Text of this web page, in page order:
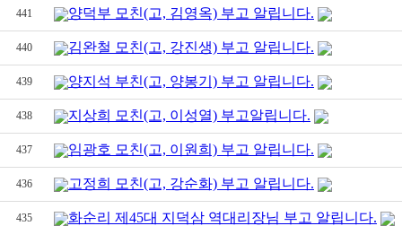
441 양덕부 모친(고, 김영옥) 부고 알립니다.
440 김완철 모친(고, 강진생) 부고 알립니다.
439 양지석 부친(고, 양봉기) 부고 알립니다.
438 지상희 모친(고, 이성열) 부고알립니다.
437 임광호 모친(고, 이원희) 부고 알립니다.
436 고정희 모친(고, 강순화) 부고 알립니다.
435 화순리 제45대 지덕삼 역대리장님 부고 알립니다.